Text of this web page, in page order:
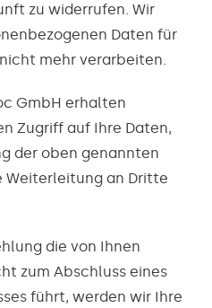
zu widerrufen. Wir
Daten für
mehr verarbeiten.
GmbH erhalten
Zugriff auf Ihre Daten,
der oben genannten
Weiterleitung an Dritte
die von Ihnen
zum Abschluss eines
führt, werden wir Ihre